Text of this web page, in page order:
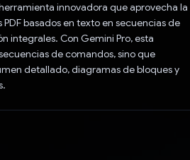
innovadora que aprovecha la
basados en texto en secuencias de
integrales. Con Gemini Pro, esta
de comandos, sino que
detallado, diagramas de bloques y